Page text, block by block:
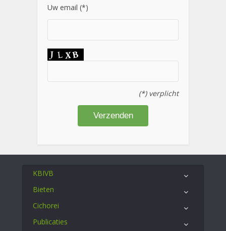
Uw email (*)
(*) verplicht
KBIVB
Bieten
Cichorei
Publicaties